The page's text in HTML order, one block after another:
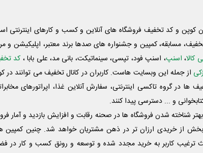
کوپن و کد تخفیف فروشگاه های آنلاین و کسب و‌ کارهای اینترنتی
مسابقه، کمپین و جشنواره های صدها برند معتبر، اپلیکیشن و
کالا، اسنپ، اسنپ فود، تپسی، سینماتیکت، بانی مد، علی‌ بابا ، کد
از جمله این وبسایت ‌هاست. کاربران در کانال تخفیف می توانند در
در گروه تاکسی اینترنتی، سفارش آنلاین غذا، اپراتورهای
و ... دسترسی پیدا کنند.
بهتر شناخته شدن فروشگاه ها در صحنه رقابت و افزایش بازدید و آمار
از خریدی ارزان تر در ذهن مشتریان خواهد شد. چنین کمپین
کاربر به خرید مجدد شده و توسعه و رونق کسب و کار در